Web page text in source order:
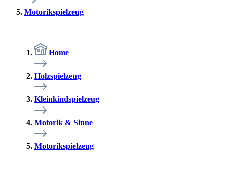
Motorikspielzeug
Home
Holzspielzeug
Kleinkindspielzeug
Motorik & Sinne
Motorikspielzeug